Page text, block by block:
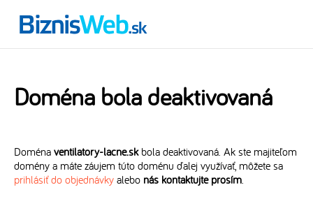
Doména bola deaktivovaná
Doména ventilatory-lacne.skbola deaktivovaná. Ak ste majiteľom
domény a máte záujem túto doménu ďalej využívať, môžete sa
prihlásiť do objednávky alebo nás kontaktujte prosím.